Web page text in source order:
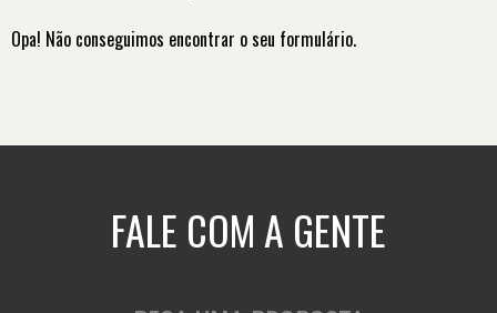
Opa! Não conseguimos encontrar o seu formulário.
FALE COM A GENTE